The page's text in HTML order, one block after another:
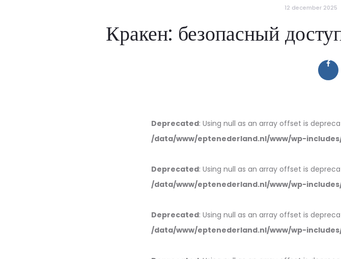
12 december 2025
Кракен: безопасный
Deprecated: Using null as an array offset is
/data/www/eptenederland.nl/www/wp-
Deprecated: Using null as an array offset is
/data/www/eptenederland.nl/www/wp-
Deprecated: Using null as an array offset is
/data/www/eptenederland.nl/www/wp-